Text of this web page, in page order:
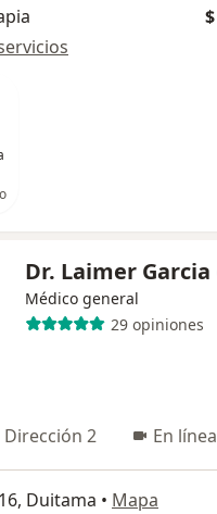
Dr. Laimer Garcia
Médico general
29 opiniones
Dirección 2 En línea
Duitama • Mapa